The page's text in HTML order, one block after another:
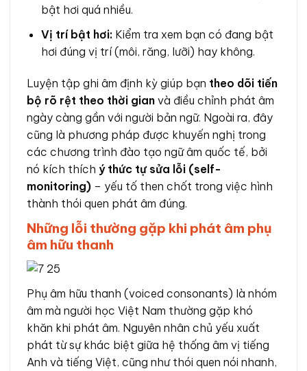
bật hơi quá nhiều.
Vị trí bật hơi:Kiểm tra xem bạn có đang bật
hơi đúng vị trí (môi, răng, lưỡi) hay không.
Luyện tập ghi âm định kỳ giúp bạn theo dõi tiến
bộ rõ rệt theo thời gian và điều chỉnh phát âm
ngày càng gần với người bản ngữ. Ngoài ra, đây
cũng là phương pháp được khuyến nghị trong
các chương trình đào tạo ngữ âm quốc tế, bởi
nó kích thích ý thức tự sửa lỗi (self-
monitoring) – yếu tố then chốt trong việc hình
thành thói quen phát âm đúng.
Những lỗi thường gặp khi phát âm phụ
âm hữu thanh
Phụ âm hữu thanh (voiced consonants) là nhóm
âm mà người học Việt Nam thường gặp khó
khăn khi phát âm. Nguyên nhân chủ yếu xuất
phát từ sự khác biệt giữa hệ thống âm vị tiếng
Anh và tiếng Việt, cũng như thói quen nói nhanh,